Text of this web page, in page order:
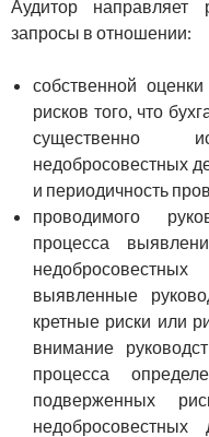
Аудитор направляет
запросы в отношении:
собственной
рисков того, что
существенно
недобросовестных
и периодичность
проводимого
процесса
выявленные
кретные риски или
внимание
процесса
подверженных